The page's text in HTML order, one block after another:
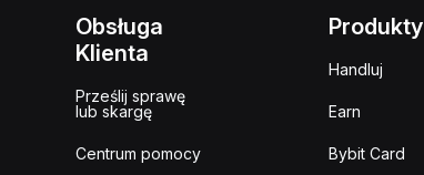
Obsługa
Klienta
Prześlij sprawę
lub skargę
Centrum pomocy
Produkty
Handluj
Earn
Bybit Card